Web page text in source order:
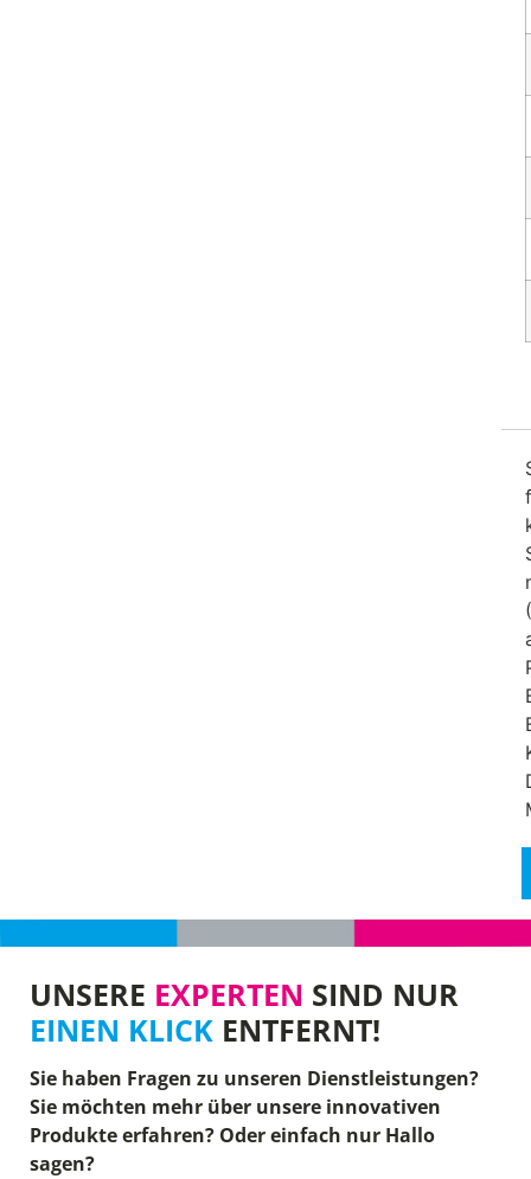
UNSERE EXPERTEN SIND NUR
EINEN KLICK ENTFERNT!
Sie haben Fragen zu unseren Dienstleistungen?
Sie möchten mehr über unsere innovativen
Produkte erfahren? Oder einfach nur Hallo
sagen?